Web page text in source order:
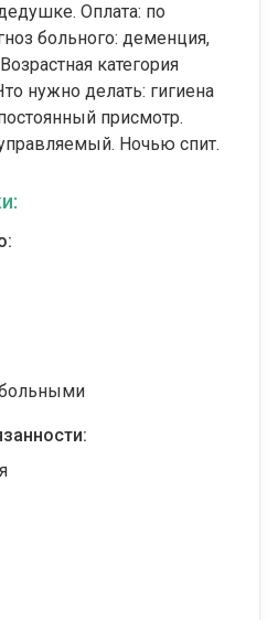
Оплата: по
больного: деменция,
категория
нужно делать: гигиена
присмотр.
Ночью спит.